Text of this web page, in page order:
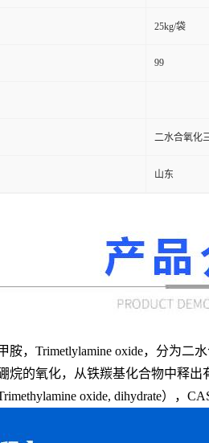
25kg/袋
99
二水合氧化
山东
胺， Trimetlylamine oxide，分为二
烷的氧化，从铁羰基化合物中释出
oxide, dihydrate），